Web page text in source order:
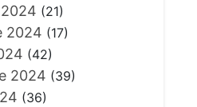
(21)
2024 (17)
(42)
2024 (39)
(36)